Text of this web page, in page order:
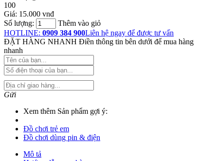
100
Giá: 15.000 vnđ
Số lượng:
Thêm vào giỏ
HOTLINE: 0909 384 900Liên hệ ngay để được tư vấn
ĐẶT HÀNG NHANH Điền thông tin bên dưới để mua hàng
nhanh
Gửi
Xem thêm Sản phẩm gợi ý:
Đồ chơi trẻ em
Đồ chơi dùng pin & điện
Mô tả